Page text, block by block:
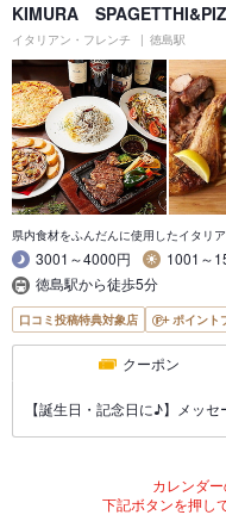
KIMURA
イタリアン・フレンチ 徳島駅
県内食材をふんだんに使用したイタリ
3001～4000円
1001～
徳島駅から徒歩5分
口コミ投稿特典対象店 ポイント
クーポン
【誕生日・記念日に♪】メッ
カレンダー
下記ボタンを押し